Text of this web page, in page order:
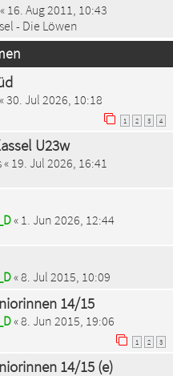
« 16. Aug 2011, 10:43
- Die Löwen
«30. Jul 2026, 10:18
1 2 3 4
U23w
« 19. Jul 2026, 16:41
« 1. Jun 2026, 12:44
«8. Jul 2015, 10:09
14/15
«8. Jun 2015, 19:06
1 2 3
14/15 (e)